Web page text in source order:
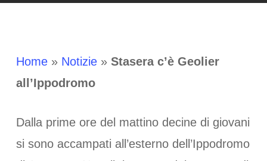
Home» Notizie» Stasera c’è Geolier
all’Ippodromo
Dalla prime ore del mattino decine di giovani
si sono accampati all’esterno dell’Ippodromo